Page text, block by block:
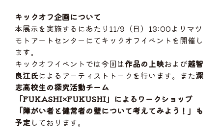
キックオフ企画について
本展示を実施するにあたり11/9（日）13:00よりマツ
モトアートセンターにてキックオフイベントを開催し
ます。
キックオフイベントでは今回は作品の上映および越智
良江氏によるアーティストトークを行います。また深
志高校生の探究活動チーム
「FUKASHI×FUKUSHI」によるワークショップ
「障がい者と健常者の壁について考えてみよう！」も
予定しております。